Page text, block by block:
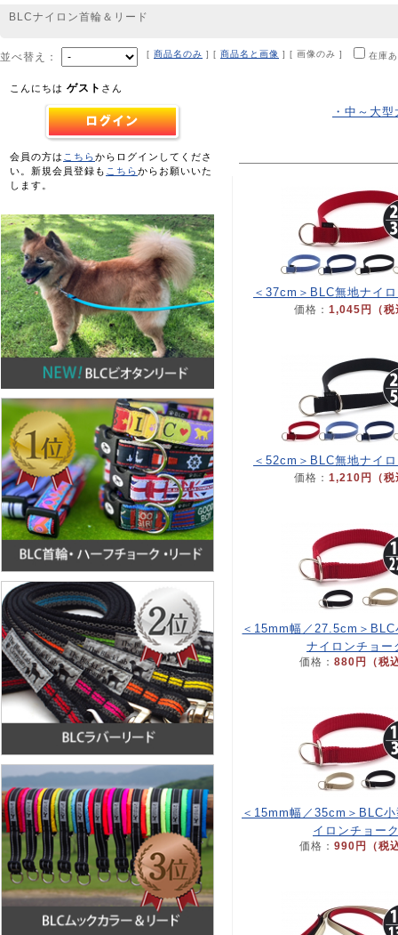
BLCナイロン首輪＆リード
並べ替え： [ 商品名のみ ] [ 商品名と画像 ] [ 画像のみ ] 在庫
・中～大
＜37cm＞BLC無地ナイ
価格： 1,045円（税
＜52cm＞BLC無地ナイ
価格： 1,210円（税
＜15mm幅／27.5cm＞
ナイロンチョー
価格： 880円（税
＜15mm幅／35cm＞BLC
イロンチョー
価格： 990円（税
こんにちは ゲスト さん
会員の方は こちらからログインしてくださ
い。新規会員登録も こちらからお願いいた
します。